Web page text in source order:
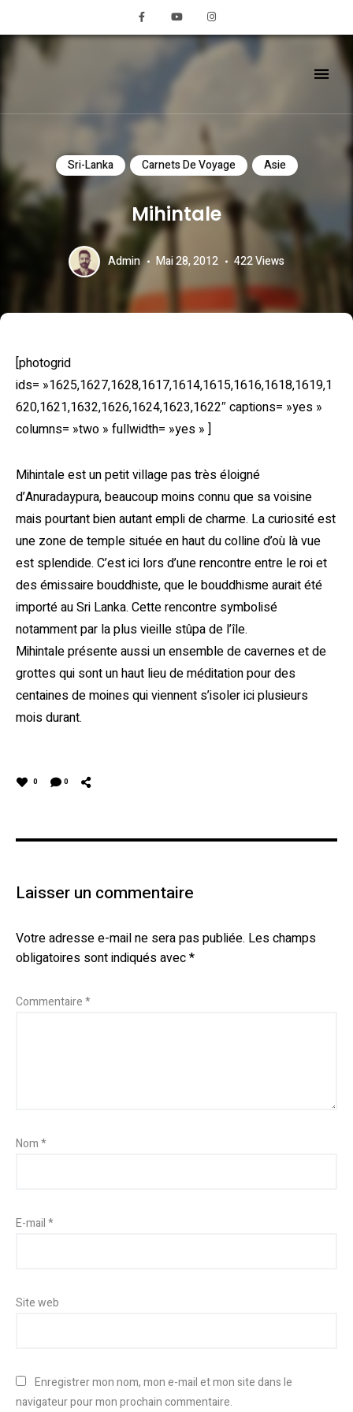
REMIGLOBETROTTE
Sri-Lanka Carnets De Voyage Asie
Mihintale
Admin Mai 28, 2012 422Views
[photogrid
ids= »1625,1627,1628,1617,1614,1615,1616,1618,1619,1
620,1621,1632,1626,1624,1623,1622″ captions= »yes »
columns= »two » fullwidth= »yes » ]
Mihintale est un petit village pas très éloigné
d’Anuradaypura, beaucoup moins connu que sa voisine
mais pourtant bien autant empli de charme. La curiosité est
une zone de temple située en haut du colline d’où là vue
est splendide. C’est ici lors d’une rencontre entre le roi et
des émissaire bouddhiste, que le bouddhisme aurait été
importé au Sri Lanka. Cette rencontre symbolisé
notamment par la plus vieille stûpa de l’île.
Mihintale présente aussi un ensemble de cavernes et de
grottes qui sont un haut lieu de méditation pour des
centaines de moines qui viennent s’isoler ici plusieurs
mois durant.
0 0
Laisser un commentaire
Votre adresse e-mail ne sera pas publiée. Les champs
obligatoires sont indiqués avec*
Commentaire*
Nom*
E-mail*
Site web
Enregistrer mon nom, mon e-mail et mon site dans le
navigateur pour mon prochain commentaire.